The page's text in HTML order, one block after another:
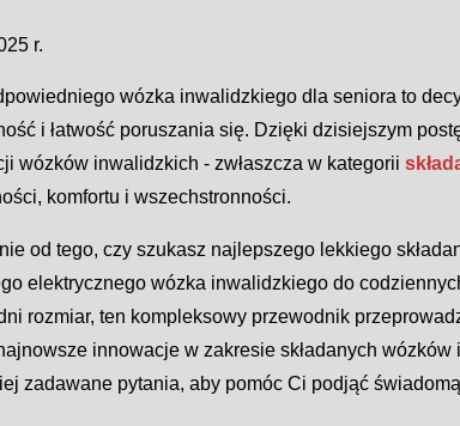
r.
wózka inwalidzkiego dla seniora to
i łatwość poruszania się. Dzięki dzisiejszym
wózków inwalidzkich - zwłaszcza w kategorii
komfortu i wszechstronności.
od tego, czy szukasz najlepszego lekkiego
elektrycznego wózka inwalidzkiego do
rozmiar, ten kompleksowy przewodnik
innowacje w zakresie składanych
zadawane pytania, aby pomóc Ci podjąć